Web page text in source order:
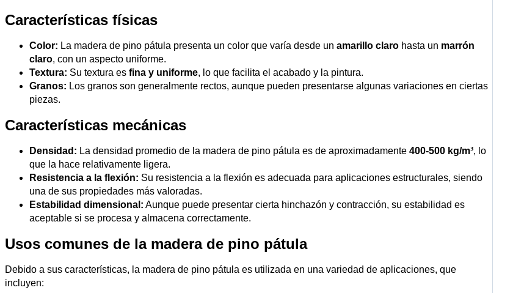
Características físicas
Color: La madera de pino pátula presenta un color que varía desde un amarillo claro hasta un marrón
claro, con un aspecto uniforme.
Textura: Su textura es fina y uniforme, lo que facilita el acabado y la pintura.
Granos: Los granos son generalmente rectos, aunque pueden presentarse algunas variaciones en ciertas
piezas.
Características mecánicas
Densidad: La densidad promedio de la madera de pino pátula es de aproximadamente 400-500 kg/m³, lo
que la hace relativamente ligera.
Resistencia a la flexión: Su resistencia a la flexión es adecuada para aplicaciones estructurales, siendo
una de sus propiedades más valoradas.
Estabilidad dimensional: Aunque puede presentar cierta hinchazón y contracción, su estabilidad es
aceptable si se procesa y almacena correctamente.
Usos comunes de la madera de pino pátula
Debido a sus características, la madera de pino pátula es utilizada en una variedad de aplicaciones, que
incluyen: